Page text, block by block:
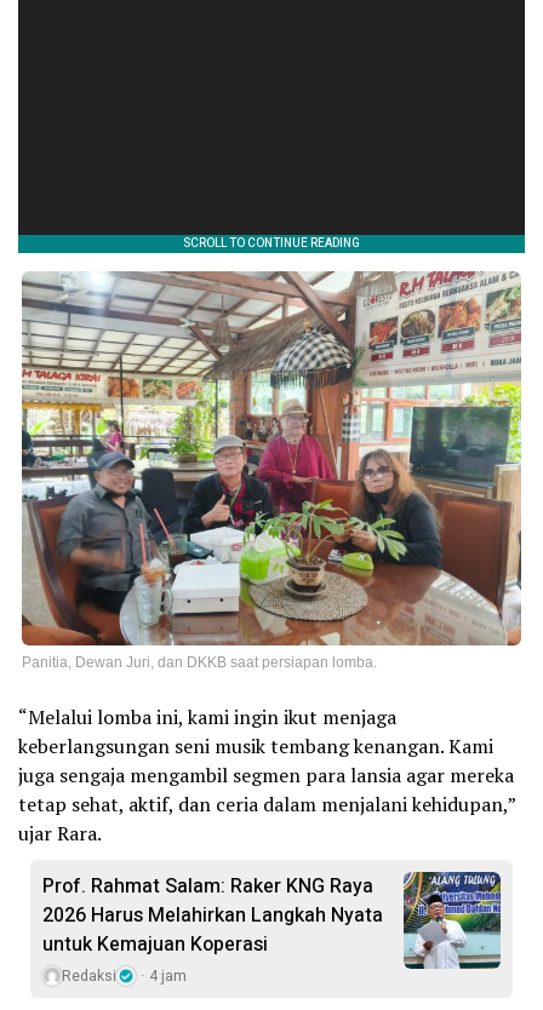
Panitia, Dewan Juri, dan DKKB saat persiapan lomba.
“Melalui lomba ini, kami ingin ikut menjaga
keberlangsungan seni musik tembang kenangan. Kami
juga sengaja mengambil segmen para lansia agar mereka
tetap sehat, aktif, dan ceria dalam menjalani kehidupan,”
ujar Rara.
Prof. Rahmat Salam: Raker KNG Raya
2026 Harus Melahirkan Langkah Nyata
untuk Kemajuan Koperasi
Redaksi 4 jam